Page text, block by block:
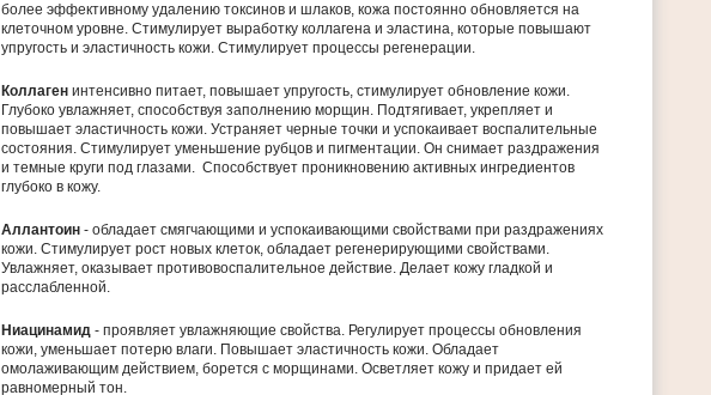
более эффективному удалению токсинов и шлаков, кожа постоянно обновляется на
клеточном уровне. Стимулирует выработку коллагена и эластина, которые повышают
упругость и эластичность кожи. Стимулирует процессы регенерации.
Коллаген интенсивно питает, повышает упругость, стимулирует обновление кожи.
Глубоко увлажняет, способствуя заполнению морщин. Подтягивает, укрепляет и
повышает эластичность кожи. Устраняет черные точки и успокаивает воспалительные
состояния. Стимулирует уменьшение рубцов и пигментации. Он снимает раздражения
и темные круги под глазами. Способствует проникновению активных ингредиентов
глубоко в кожу.
Аллантоин - обладает смягчающими и успокаивающими свойствами при раздражениях
кожи. Стимулирует рост новых клеток, обладает регенерирующими свойствами.
Увлажняет, оказывает противовоспалительное действие. Делает кожу гладкой и
расслабленной.
Ниацинамид - проявляет увлажняющие свойства. Регулирует процессы обновления
кожи, уменьшает потерю влаги. Повышает эластичность кожи. Обладает
омолаживающим действием, борется с морщинами. Осветляет кожу и придает ей
равномерный тон.